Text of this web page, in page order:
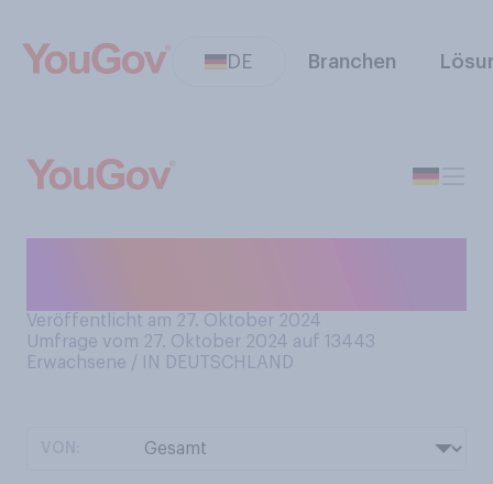
DE Branchen
Veröffentlicht am 27. Oktober 2024
Umfrage vom 27. Oktober 2024 auf 13443
Erwachsene / IN DEUTSCHLAND